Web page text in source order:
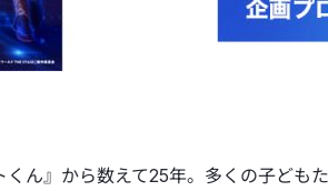
ん』から数えて25年。多くの子ども